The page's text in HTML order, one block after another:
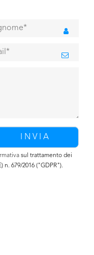
sul trattamento dei
n. 679/2016 ("GDPR").